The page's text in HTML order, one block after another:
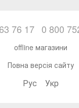
76 17 0 800
offline магазини
Повна версія сайту
Рус Укр